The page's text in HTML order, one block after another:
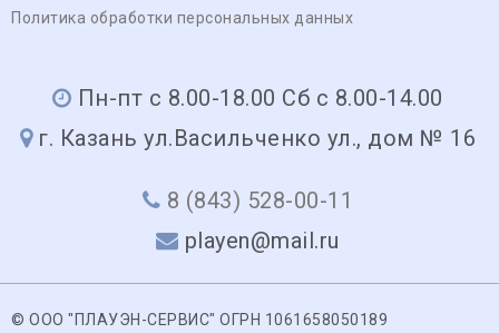
Политика обработки персональных данных
Пн-пт с 8.00-18.00 Сб с 8.00-14.00
г. Казань ул.Васильченко ул., дом № 16
8 (843) 528-00-11
playen@mail.ru
© ООО "ПЛАУЭН-СЕРВИС" ОГРН 1061658050189